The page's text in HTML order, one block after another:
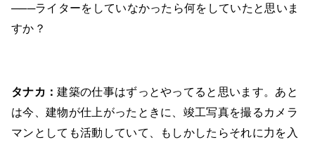
───ライターをしていなかったら何をしていたと思いま
すか？
タナカ：建築の仕事はずっとやってると思います。あと
は今、建物が仕上がったときに、竣工写真を撮るカメラ
マンとしても活動していて、もしかしたらそれに力を入